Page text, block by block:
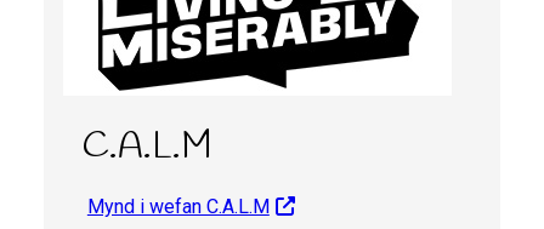
C.A.L.M
Mynd i wefan C.A.L.M